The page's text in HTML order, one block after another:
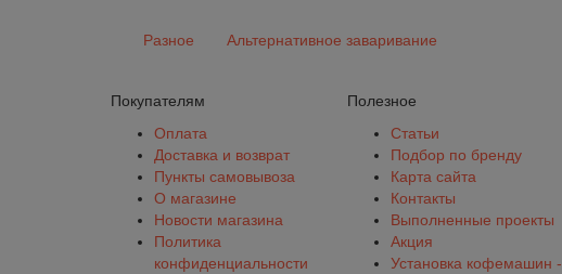
Разное Альтернативное заваривание
Покупателям
Оплата
Доставка и возврат
Пункты самовывоза
О магазине
Новости магазина
Политика
конфиденциальности
Полезное
Статьи
Подбор по бренду
Карта сайта
Контакты
Выполненные проекты
Акция
Установка кофемашин -